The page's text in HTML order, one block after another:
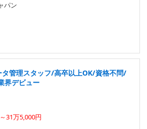
パン
タ管理スタッフ/高卒以上OK/資格不問/
界デビュー
31万5,000円